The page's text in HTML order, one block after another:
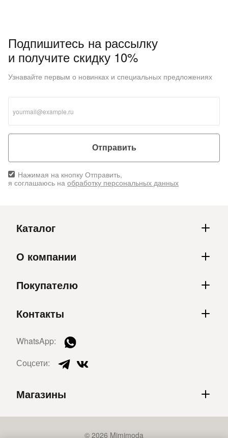
Подпишитесь на рассылку
и получите скидку 10%
Узнавайте первым о новинках и специальных предложениях
Отправить
Нажимая на кнопку Отправить,
я соглашаюсь на обработку персональных данных
Каталог
О компании
Покупателю
Контакты
WhatsApp:
Соцсети:
Магазины
© 2026 Mimimoda